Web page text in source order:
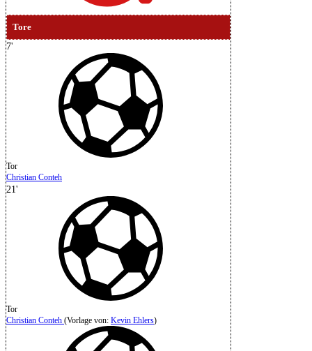
Tore
7'
Tor
Christian Conteh
21'
Tor
Christian Conteh (Vorlage von: Kevin Ehlers)